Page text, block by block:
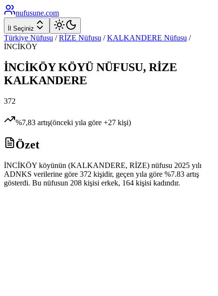
nufusune.com
İl Seçiniz
Türkiye Nüfusu / RİZE Nüfusu / KALKANDERE Nüfusu /
İNCİKÖY
İNCİKÖYKÖYÜ NÜFUSU, RİZE
KALKANDERE
372
%7,83 artış(önceki yıla göre +27 kişi)
Özet
İNCİKÖY köyünün (KALKANDERE, RİZE) nüfusu 2025 yılı
ADNKS verilerine göre 372 kişidir, geçen yıla göre %7.83 artış
gösterdi. Bu nüfusun 208 kişisi erkek, 164 kişisi kadındır.